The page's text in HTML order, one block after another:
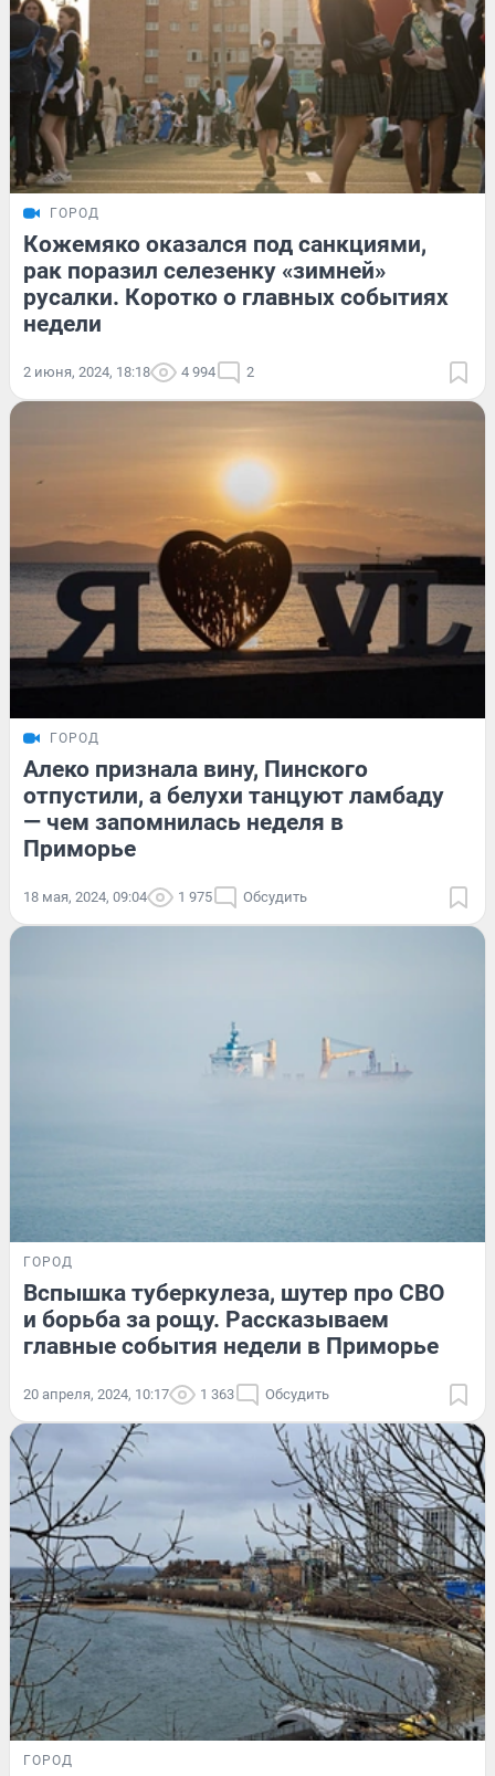
ГОРОД
Кожемяко оказался под санкциями,
рак поразил селезенку «зимней»
русалки. Коротко о главных событиях
недели
2 июня, 2024, 18:18 4 994 2
ГОРОД
Алеко признала вину, Пинского
отпустили, а белухи танцуют ламбаду
— чем запомнилась неделя в
Приморье
18 мая, 2024, 09:04 1 975 Обсудить
ГОРОД
Вспышка туберкулеза, шутер про СВО
и борьба за рощу. Рассказываем
главные события недели в Приморье
20 апреля, 2024, 10:17 1 363 Обсудить
ГОРОД